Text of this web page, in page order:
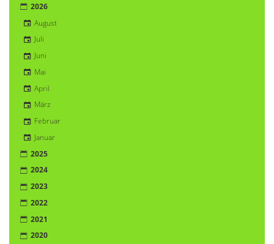
2026
August
Juli
Juni
Mai
April
März
Februar
Januar
2025
2024
2023
2022
2021
2020